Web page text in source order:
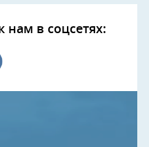
нам в соцсетях: